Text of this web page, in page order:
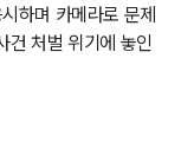
하며 카메라로 문제
건 처벌 위기에 놓인